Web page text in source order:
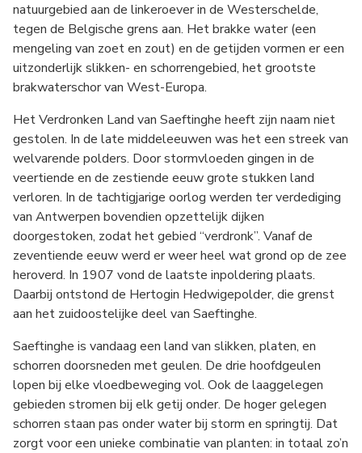
natuurgebied aan de linkeroever in de Westerschelde,
tegen de Belgische grens aan. Het brakke water (een
mengeling van zoet en zout) en de getijden vormen er een
uitzonderlijk slikken- en schorrengebied, het grootste
brakwaterschor van West-Europa.
Het Verdronken Land van Saeftinghe heeft zijn naam niet
gestolen. In de late middeleeuwen was het een streek van
welvarende polders. Door stormvloeden gingen in de
veertiende en de zestiende eeuw grote stukken land
verloren. In de tachtigjarige oorlog werden ter verdediging
van Antwerpen bovendien opzettelijk dijken
doorgestoken, zodat het gebied “verdronk”. Vanaf de
zeventiende eeuw werd er weer heel wat grond op de zee
heroverd. In 1907 vond de laatste inpoldering plaats.
Daarbij ontstond de Hertogin Hedwigepolder, die grenst
aan het zuidoostelijke deel van Saeftinghe.
Saeftinghe is vandaag een land van slikken, platen, en
schorren doorsneden met geulen. De drie hoofdgeulen
lopen bij elke vloedbeweging vol. Ook de laaggelegen
gebieden stromen bij elk getij onder. De hoger gelegen
schorren staan pas onder water bij storm en springtij. Dat
zorgt voor een unieke combinatie van planten: in totaal zo’n